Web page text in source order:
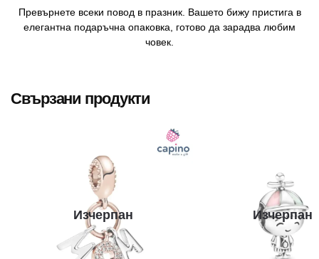
Превърнете всеки повод в празник. Вашето бижу пристига в
елегантна подаръчна опаковка, готово да зарадва любим
човек.
Свързани продукти
Изчерпан Изчерпан